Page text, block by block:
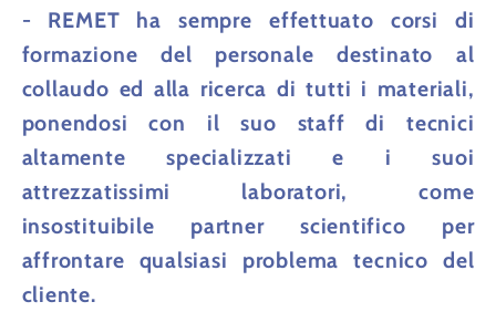
- REMET ha
sempre effettuato corsi di
formazione del personale destinato al
collaudo ed alla ricerca di tutti i materiali,
ponendosi con il suo staff di tecnici
altamente specializzati e i suoi
attrezzatissimi laboratori, come
insostituibile partner scientifico per
affrontare qualsiasi problema tecnico del
cliente.